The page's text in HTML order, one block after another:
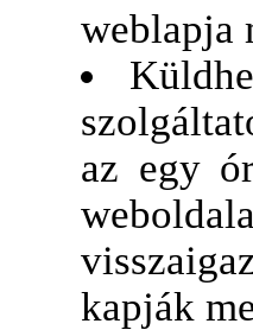
weblapja
az egy
kapják